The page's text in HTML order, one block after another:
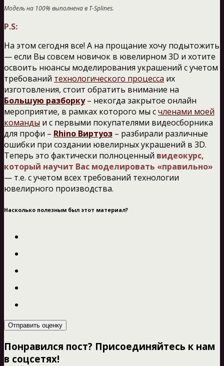
Модель на 100% выполнена в T-Splines.
P.S:
На этом сегодня все! А на прощание хочу подытожить
— если Вы совсем новичок в ювелирном 3D и хотите
освоить нюансы моделирования украшений с учетом
требований технологического процесса их
изготовления, стоит обратить внимание на
Большую разборку– некогда закрытое онлайн
мероприятие, в рамках которого мы счленами моей
команды и с первыми покупателями видеосборника
для профи – Rhino Виртуоз – разбирали различные
ошибки при создании ювелирных украшений в 3D.
Теперь это фактически полноценный видеокурс,
который научит Вас моделировать «правильно»
— т.е. с учетом всех требований технологии
ювелирного производства.
Насколько полезным был этот материал?
Отправить оценку
Понравился пост? Присоединяйтесь к нам
в соцсетях!